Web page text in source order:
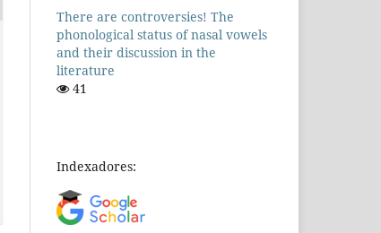
There are controversies! The
phonological status of nasal vowels
and their discussion in the
literature
41
Indexadores: